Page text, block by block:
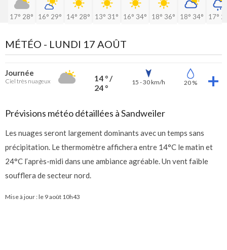
17° 28° 16° 29° 14° 28° 13° 31° 16° 34° 18° 36° 18° 34° 17°
MÉTÉO - LUNDI 17 AOÛT
Journée
Ciel très nuageux
14 ° /
24 °
15 - 30 km/h 20 %
Prévisions météo détaillées à Sandweiler
Les nuages seront largement dominants avec un temps sans
précipitation. Le thermomètre affichera entre 14°C le matin et
24°C l’après-midi dans une ambiance agréable. Un vent faible
soufflera de secteur nord.
Mise à jour : le 9 août 10h43